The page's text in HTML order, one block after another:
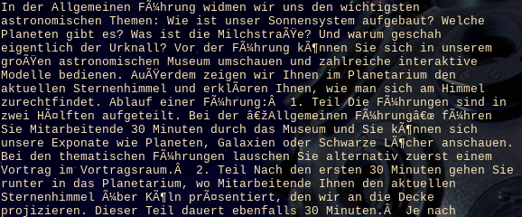
In der Allgemeinen FÃ¼hrung widmen wir uns den wichtigsten
astronomischen Themen: Wie ist unser Sonnensystem aufgebaut? Welche
Planeten gibt es? Was ist die MilchstraÃŸe? Und warum geschah
eigentlich der Urknall? Vor der FÃ¼hrung kÃ¶nnen Sie sich in unserem
groÃŸen astronomischen Museum umschauen und zahlreiche interaktive
Modelle bedienen. AuÃŸerdem zeigen wir Ihnen im Planetarium den
aktuellen Sternenhimmel und erklÃ¤ren Ihnen, wie man sich am Himmel
zurechtfindet. Ablauf einer FÃ¼hrung:Â 1. Teil Die FÃ¼hrungen sind in
zwei HÃ¤lften aufgeteilt. Bei der â€žAllgemeinen FÃ¼hrungâ€œ fÃ¼hren
Sie Mitarbeitende 30 Minuten durch das Museum und Sie kÃ¶nnen sich
unsere Exponate wie Planeten, Galaxien oder Schwarze LÃ¶cher anschauen.
Bei den thematischen FÃ¼hrungen lauschen Sie alternativ zuerst einem
Vortrag im Vortragsraum.Â 2. Teil Nach den ersten 30 Minuten gehen Sie
runter in das Planetarium, wo Mitarbeitende Ihnen den aktuellen
Sternenhimmel Ã¼ber KÃ¶ln prÃ¤sentiert, den wir an die Decke
projizieren. Dieser Teil dauert ebenfalls 30 Minuten.Â Je nach